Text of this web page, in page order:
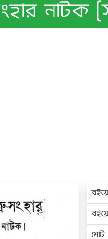
নাটক
মোট